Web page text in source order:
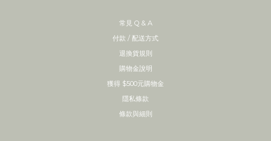
常見 Q & A
付款 / 配送方式
退換貨規則
購物金說明
獲得 $500元購物金
隱私條款
條款與細則